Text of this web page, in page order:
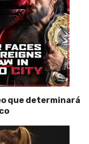
que determinará